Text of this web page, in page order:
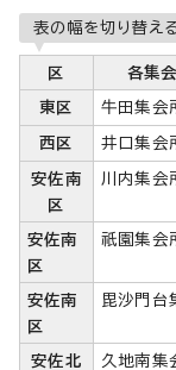
表の幅を切り替え
区 各集
東区 牛田集会
西区 井口集会
安佐南
区
川内集会
安佐南
区
祇園集会
安佐南
区
毘沙門台
安佐北
久地南集